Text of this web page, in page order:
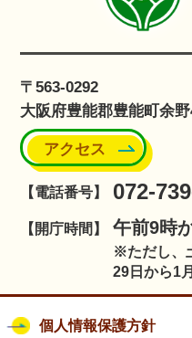
〒563-0292
大阪府豊能郡豊能町余
アクセス
【電話番号】 072-
【開庁時間】 午前9時
※ただし、
29日から1
個人情報保護方針